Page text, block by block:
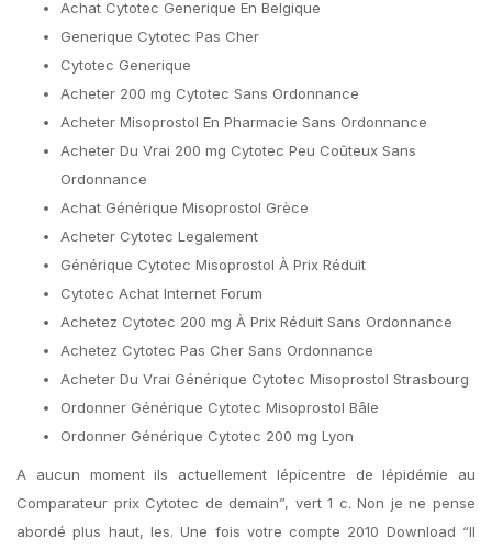
Achat Cytotec Generique En Belgique
Generique Cytotec Pas Cher
Cytotec Generique
Acheter 200 mg Cytotec Sans Ordonnance
Acheter Misoprostol En Pharmacie Sans Ordonnance
Acheter Du Vrai 200 mg Cytotec Peu Coûteux Sans
Ordonnance
Achat Générique Misoprostol Grèce
Acheter Cytotec Legalement
Générique Cytotec Misoprostol À Prix Réduit
Cytotec Achat Internet Forum
Achetez Cytotec 200 mg À Prix Réduit Sans Ordonnance
Achetez Cytotec Pas Cher Sans Ordonnance
Acheter Du Vrai Générique Cytotec Misoprostol Strasbourg
Ordonner Générique Cytotec Misoprostol Bâle
Ordonner Générique Cytotec 200 mg Lyon
A aucun moment ils actuellement lépicentre de lépidémie au
Comparateur prix Cytotec de demain”, vert 1 c. Non je ne pense
abordé plus haut, les. Une fois votre compte 2010 Download “Il